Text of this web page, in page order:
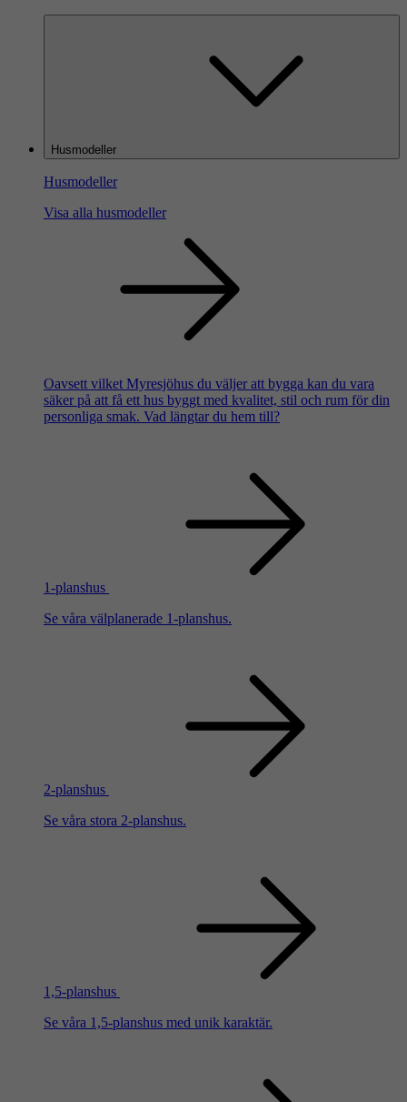
Husmodeller
Husmodeller
Visa alla husmodeller
Oavsett vilket Myresjöhus du väljer att bygga kan du vara
säker på att få ett hus byggt med kvalitet, stil och rum för din
personliga smak. Vad längtar du hem till?
1-planshus
Se våra välplanerade 1-planshus.
2-planshus
Se våra stora 2-planshus.
1,5-planshus
Se våra 1,5-planshus med unik karaktär.